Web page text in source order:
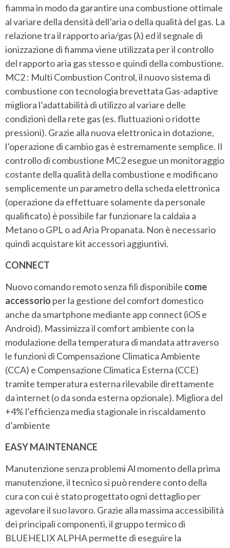
fiamma in modo da garantire una combustione ottimale
al variare della densità dell’aria o della qualità del gas. La
relazione tra il rapporto aria/gas (λ) ed il segnale di
ionizzazione di fiamma viene utilizzata per il controllo
del rapporto aria gas stesso e quindi della combustione.
MC2 : Multi Combustion Control, il nuovo sistema di
combustione con tecnologia brevettata Gas-adaptive
migliora l’adattabilità di utilizzo al variare delle
condizioni della rete gas (es. fluttuazioni o ridotte
pressioni). Grazie alla nuova elettronica in dotazione,
l’operazione di cambio gas è estremamente semplice. Il
controllo di combustione MC2 esegue un monitoraggio
costante della qualità della combustione e modificano
semplicemente un parametro della scheda elettronica
(operazione da effettuare solamente da personale
qualificato) è possibile far funzionare la caldaia a
Metano o GPL o ad Aria Propanata. Non è necessario
quindi acquistare kit accessori aggiuntivi.
CONNECT
Nuovo comando remoto senza fili disponibile come
accessorio per la gestione del comfort domestico
anche da smartphone mediante app connect (iOS e
Android). Massimizza il comfort ambiente con la
modulazione della temperatura di mandata attraverso
le funzioni di Compensazione Climatica Ambiente
(CCA) e Compensazione Climatica Esterna (CCE)
tramite temperatura esterna rilevabile direttamente
da internet (o da sonda esterna opzionale). Migliora del
+4% l’efficienza media stagionale in riscaldamento
d’ambiente
EASY MAINTENANCE
Manutenzione senza problemi Al momento della prima
manutenzione, il tecnico si può rendere conto della
cura con cui è stato progettato ogni dettaglio per
agevolare il suo lavoro. Grazie alla massima accessibilità
dei principali componenti, il gruppo termico di
BLUEHELIX ALPHA permette di eseguire la